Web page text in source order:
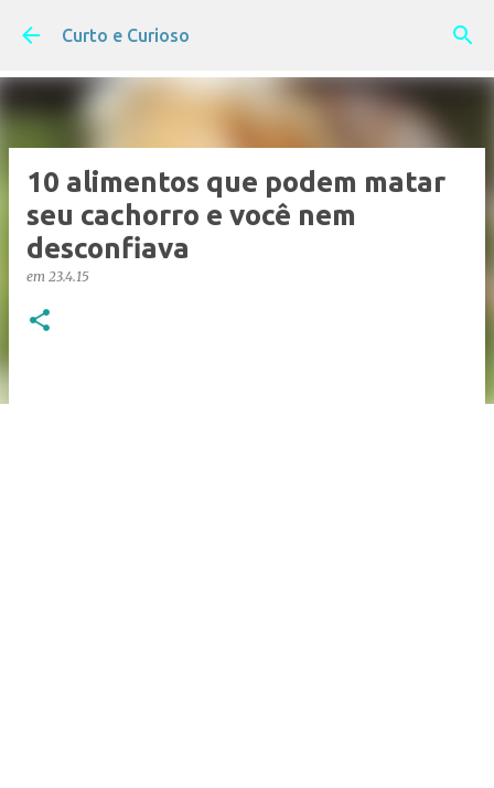
Pular para o conteúdo principal
Curto e Curioso
10 alimentos que podem matar
seu cachorro e você nem
desconfiava
em 23.4.15